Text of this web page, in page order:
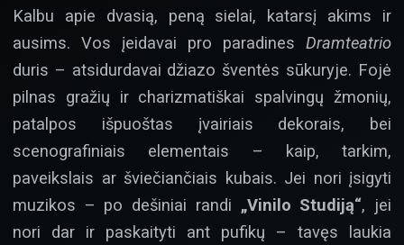
Kalbu apie dvasią, peną sielai, katarsį akims ir
ausims. Vos įeidavai pro paradines Dramteatrio
duris – atsidurdavai džiazo šventės sūkuryje. Fojė
pilnas gražių ir charizmatiškai spalvingų žmonių,
patalpos išpuoštas įvairiais dekorais, bei
scenografiniais elementais – kaip, tarkim,
paveikslais ar šviečiančiais kubais. Jei nori įsigyti
muzikos – po dešiniai randi „Vinilo Studiją“, jei
nori dar ir paskaityti ant pufikų – tavęs laukia